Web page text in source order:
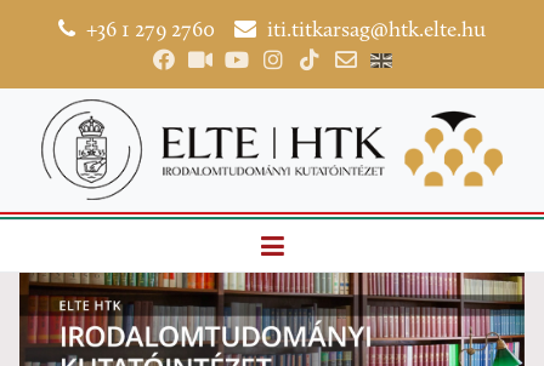
+36 1 279 2760 iti.titkarsag@htk.elte.hu